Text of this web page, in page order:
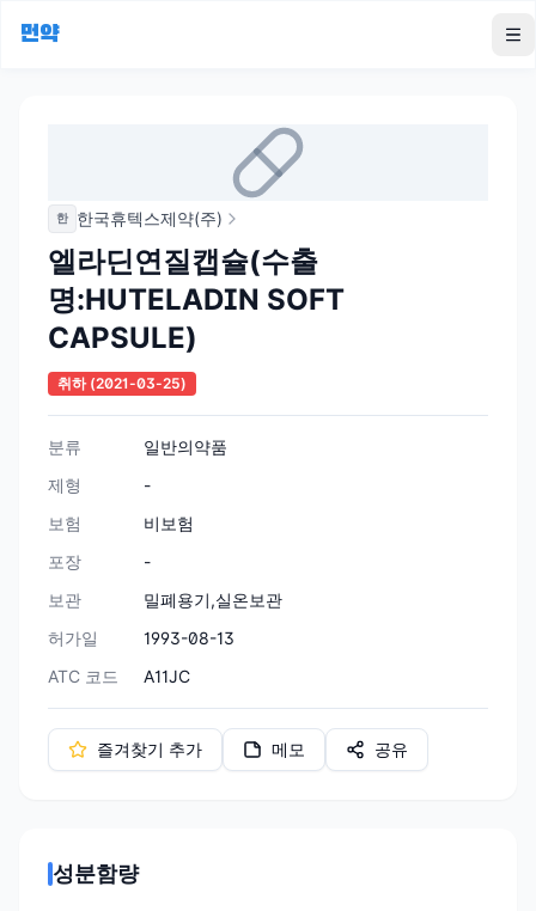
먼약
한 한국휴텍스제약(주)
엘라딘연질캡슐(수출
명:HUTELADIN SOFT
CAPSULE)
취하(2021-03-25)
분류
일반의약품
제형
-
보험
비보험
포장
-
보관
밀폐용기,실온보관
허가일
1993-08-13
ATC 코드
A11JC
즐겨찾기 추가 메모 공유
성분함량